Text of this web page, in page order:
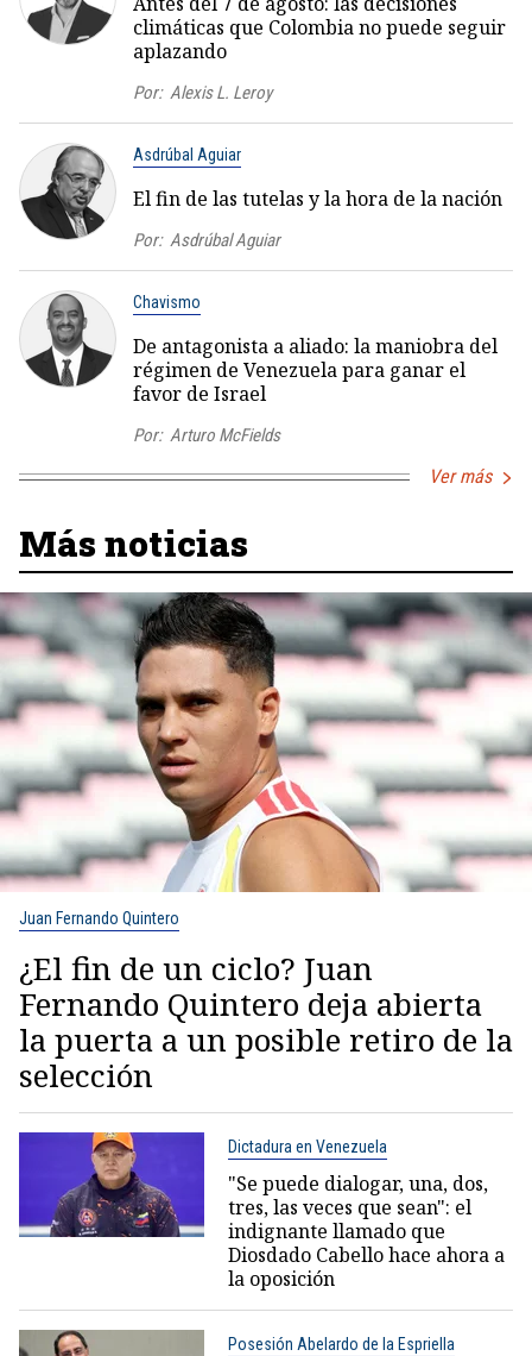
climáticas que Colombia no puede seguir
aplazando
Por: Alexis L. Leroy
Asdrúbal Aguiar
El fin de las tutelas y la hora de la nación
Por: Asdrúbal Aguiar
Chavismo
De antagonista a aliado: la maniobra del
régimen de Venezuela para ganar el
favor de Israel
Por: Arturo McFields
Ver más
Más noticias
Juan Fernando Quintero
¿El fin de un ciclo? Juan
Fernando Quintero deja abierta
la puerta a un posible retiro de la
selección
Dictadura en Venezuela
"Se puede dialogar, una, dos,
tres, las veces que sean": el
indignante llamado que
Diosdado Cabello hace ahora a
la oposición
Posesión Abelardo de la Espriella